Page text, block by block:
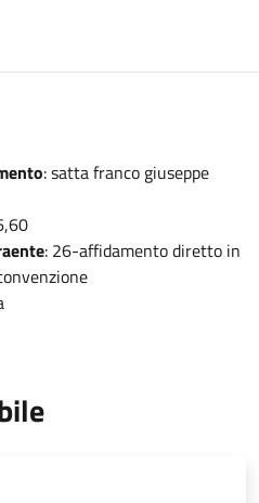
: satta franco giuseppe
: 26-affidamento diretto in